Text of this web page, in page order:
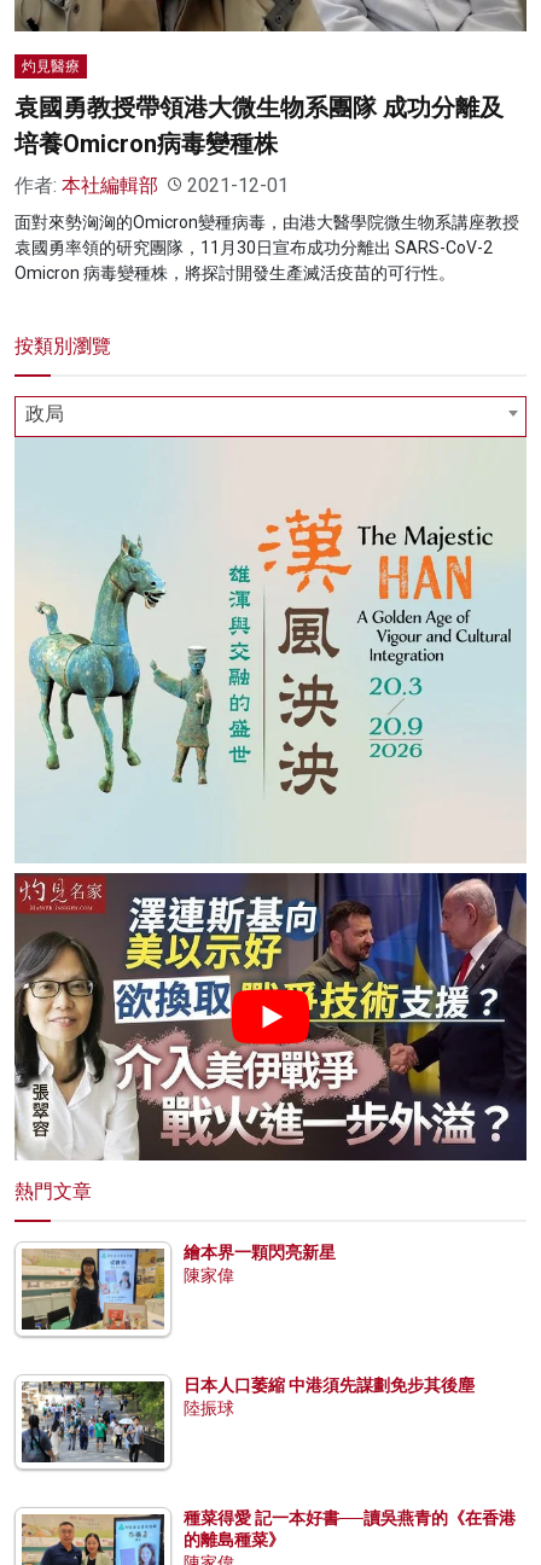
灼見醫療
袁國勇教授帶領港大微生物系團隊 成功分離及
培養Omicron病毒變種株
作者: 本社編輯部 2021-12-01
面對來勢洶洶的Omicron變種病毒，由港大醫學院微生物系講座教授
袁國勇率領的研究團隊，11月30日宣布成功分離出 SARS-CoV-2
Omicron 病毒變種株，將探討開發生產滅活疫苗的可行性。
按類別瀏覽
政局
熱門文章
繪本界一顆閃亮新星
陳家偉
日本人口萎縮 中港須先謀劃免步其後塵
陸振球
種菜得愛 記一本好書──讀吳燕青的《在香港
的離島種菜》